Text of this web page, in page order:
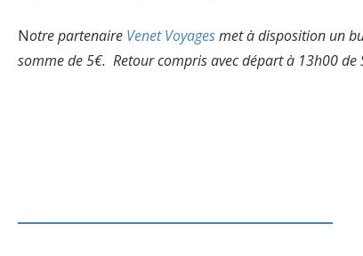
Notre partenaire Venet Voyagesmet à disposition un
somme de 5€. Retour compris avec départ à 13h00 de